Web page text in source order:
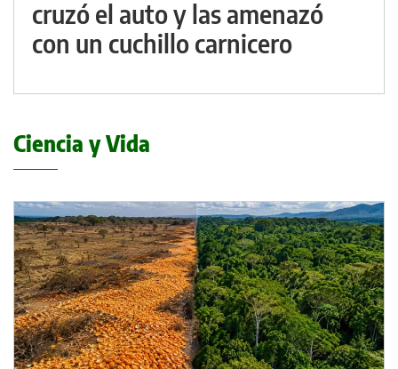
cruzó el auto y las amenazó
con un cuchillo carnicero
Ciencia y Vida